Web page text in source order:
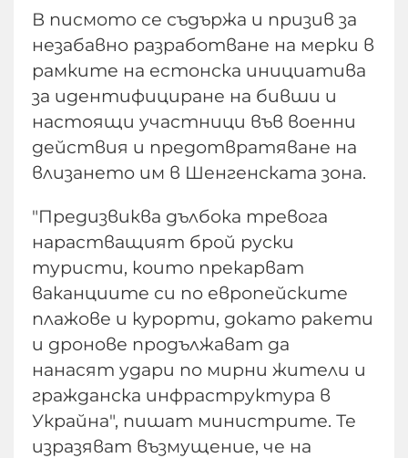
В писмото се съдържа и призив за
незабавно разработване на мерки в
рамките на естонска инициатива
за идентифициране на бивши и
настоящи участници във военни
действия и предотвратяване на
влизането им в Шенгенската зона.
"Предизвиква дълбока тревога
нарастващият брой руски
туристи, които прекарват
ваканциите си по европейските
плажове и курорти, докато ракети
и дронове продължават да
нанасят удари по мирни жители и
гражданска инфраструктура в
Украйна", пишат министрите. Те
изразяват възмущение, че на